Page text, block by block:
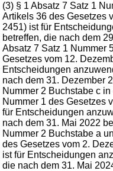
(3) § 1 Absatz 7 Satz 1
Artikels 36 des Gesetzes
2451) ist für
betreffen, die nach dem
Absatz 7 Satz 1 Nummer
Gesetzes vom 12.
Entscheidungen
nach dem 31. Dezember
Nummer 2 Buchstabe c
Nummer 1 des Gesetzes
für Entscheidungen
nach dem 31. Mai 2022
Nummer 2 Buchstabe a
des Gesetzes vom 2.
ist für Entscheidungen
die nach dem 31. Mai